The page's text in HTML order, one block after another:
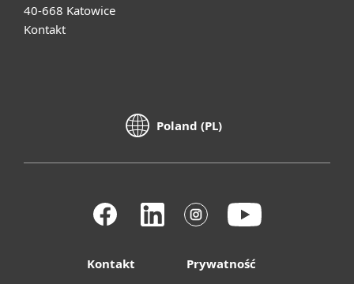
40-668 Katowice
Kontakt
Poland (PL)
Kontakt
Prywatność